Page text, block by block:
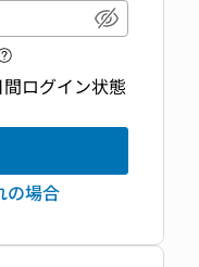
パスワー
ログイン機能 ヘルプペ
ログイン状態
の場合